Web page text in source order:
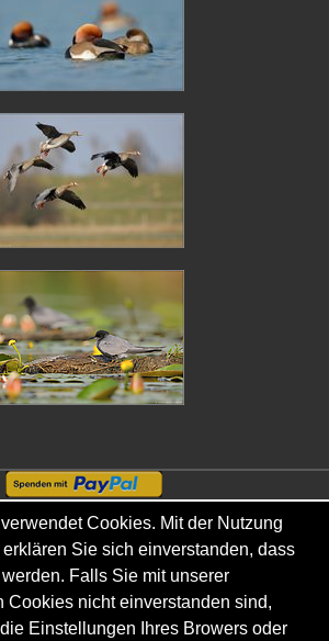
- 2026 - Gordana & Ralf Kistowski
Cookies. Mit der Nutzung
Sie sich einverstanden, dass
Falls Sie mit unserer
Cookies nicht einverstanden sind,
Einstellungen Ihres Browers oder